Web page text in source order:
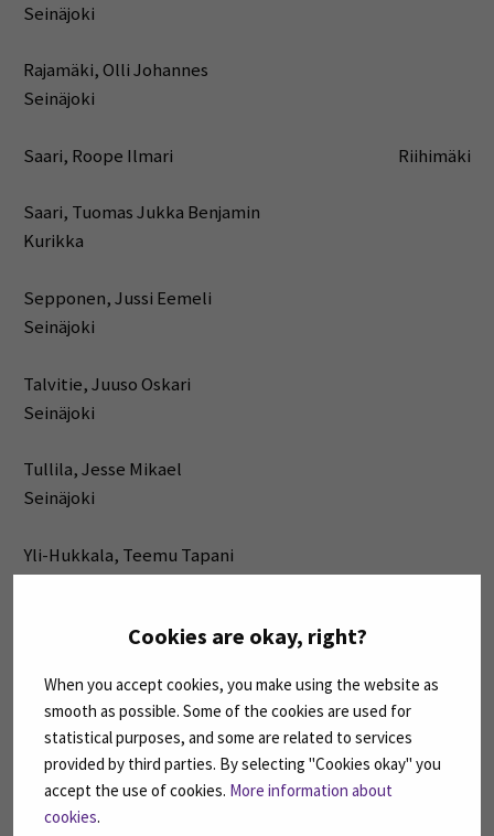
Cookies are okay, right?
When you accept cookies, you make using the website as
smooth as possible. Some of the cookies are used for
statistical purposes, and some are related to services
provided by third parties. By selecting "Cookies okay" you
accept the use of cookies. More information about
cookies.
Seinäjoki
Rajamäki, Olli Johannes
Seinäjoki
Saari, Roope Ilmari Riihimäki
Saari, Tuomas Jukka Benjamin
Kurikka
Sepponen, Jussi Eemeli
Seinäjoki
Talvitie, Juuso Oskari
Seinäjoki
Tullila, Jesse Mikael
Seinäjoki
Yli-Hukkala, Teemu Tapani
Ylinen, Arno Lauri Akseli
Insinööri (AMK), Bio- ja
elintarviketekniikka